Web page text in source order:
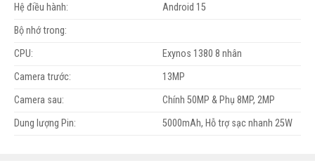
Hệ điều hành:
Android 15
Bộ nhớ trong:
CPU:
Exynos 1380 8 nhân
Camera trước:
13MP
Camera sau:
Chính 50MP & Phụ 8MP, 2MP
Dung lượng Pin:
5000mAh, Hỗ trợ sạc nhanh 25W